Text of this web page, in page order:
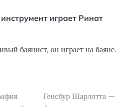
играет Ринат
баянист, он играет на баяне.
Генсбур Шарлотта —